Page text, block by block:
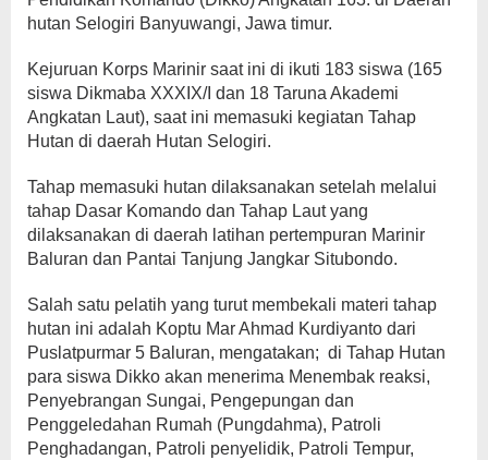
hutan Selogiri Banyuwangi, Jawa timur.
Kejuruan Korps Marinir saat ini di ikuti 183 siswa (165
siswa Dikmaba XXXIX/I dan 18 Taruna Akademi
Angkatan Laut), saat ini memasuki kegiatan Tahap
Hutan di daerah Hutan Selogiri.
Tahap memasuki hutan dilaksanakan setelah melalui
tahap Dasar Komando dan Tahap Laut yang
dilaksanakan di daerah latihan pertempuran Marinir
Baluran dan Pantai Tanjung Jangkar Situbondo.
Salah satu pelatih yang turut membekali materi tahap
hutan ini adalah Koptu Mar Ahmad Kurdiyanto dari
Puslatpurmar 5 Baluran, mengatakan; di Tahap Hutan
para siswa Dikko akan menerima Menembak reaksi,
Penyebrangan Sungai, Pengepungan dan
Penggeledahan Rumah (Pungdahma), Patroli
Penghadangan, Patroli penyelidik, Patroli Tempur,